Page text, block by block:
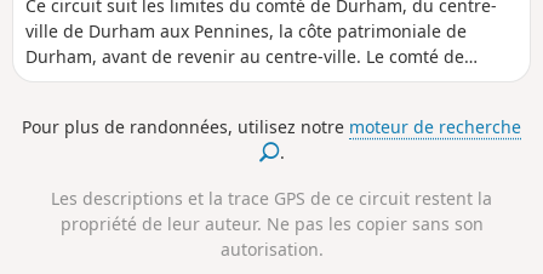
Ce circuit suit les limites du comté de Durham, du centre-
ville de Durham aux Pennines, la côte patrimoniale de
Durham, avant de revenir au centre-ville. Le comté de
Durham est souvent méconnu, mais il offre certains des
villes et villages intéressants. De longues sections de cette
randonnée suivent d'anciennes voies ferrées qui sont
d'autres sentiers, notamment le Teesdale Way et le Durham
Coast Path. Que tu recherches un défi ou une randonnée
plus courte, explore les sections du Durham Round Trail qui
Pour plus de randonnées, utilisez notre moteur de recherche
.
Les descriptions et la trace GPS de ce circuit restent la
propriété de leur auteur. Ne pas les copier sans son
autorisation.